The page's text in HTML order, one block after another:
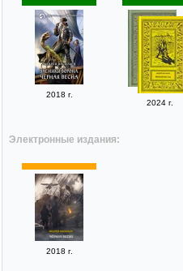
2018 г.
2024 г.
Электронные издания:
2018 г.